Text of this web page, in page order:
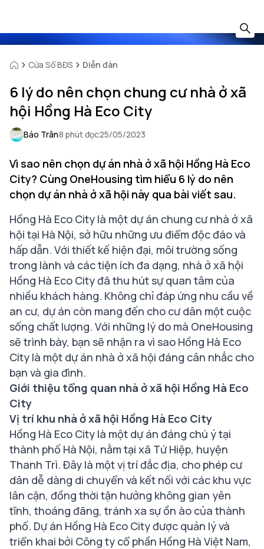
Cửa Sổ BĐS Diễn đàn
6 lý do nên chọn chung cư nhà ở xã
hội Hồng Hà Eco City
Bảo Trân8 phút đọc25/05/2023
Vì sao nên chọn dự án nhà ở xã hội Hồng Hà Eco
City? Cùng OneHousing tìm hiểu 6 lý do nên
chọn dự án nhà ở xã hội này qua bài viết sau.
Hồng Hà Eco City là một dự án chung cư nhà ở xã
hội tại Hà Nội, sở hữu những ưu điểm độc đáo và
hấp dẫn. Với thiết kế hiện đại, môi trường sống
trong lành và các tiện ích đa dạng, nhà ở xã hội
Hồng Hà Eco City đã thu hút sự quan tâm của
nhiều khách hàng. Không chỉ đáp ứng nhu cầu về
an cư, dự án còn mang đến cho cư dân một cuộc
sống chất lượng. Với những lý do mà OneHousing
sẽ trình bày, bạn sẽ nhận ra vì sao Hồng Hà Eco
City là một dự án nhà ở xã hội đáng cân nhắc cho
bạn và gia đình.
Giới thiệu tổng quan nhà ở xã hội Hồng Hà Eco
City
Vị trí khu nhà ở xã hội Hồng Hà Eco City
Hồng Hà Eco City là một dự án đáng chú ý tại
thành phố Hà Nội, nằm tại xã Tứ Hiệp, huyện
Thanh Trì. Đây là một vị trí đắc địa, cho phép cư
dân dễ dàng di chuyển và kết nối với các khu vực
lân cận, đồng thời tận hưởng không gian yên
tĩnh, thoáng đãng, tránh xa sự ồn ào của thành
phố. Dự án Hồng Hà Eco City được quản lý và
triển khai bởi Công ty cổ phần Hồng Hà Việt Nam,